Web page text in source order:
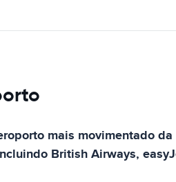
mais movimentado
British Airways,